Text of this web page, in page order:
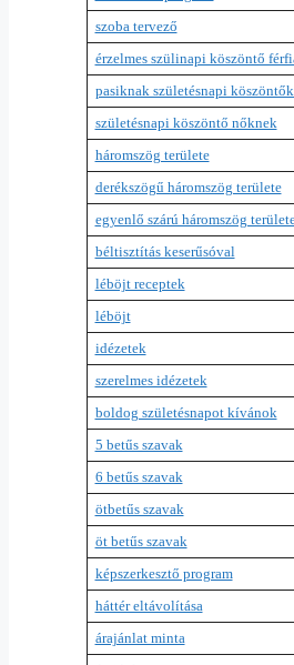
szoba tervező
érzelmes szülinapi köszöntő
pasiknak születésnapi
születésnapi köszöntő nőknek
háromszög területe
derékszögű háromszög területe
egyenlő szárú háromszög
béltisztítás keserűsóval
léböjt receptek
léböjt
idézetek
szerelmes idézetek
boldog születésnapot kívánok
5 betűs szavak
6 betűs szavak
ötbetűs szavak
öt betűs szavak
képszerkesztő program
háttér eltávolítása
árajánlat minta